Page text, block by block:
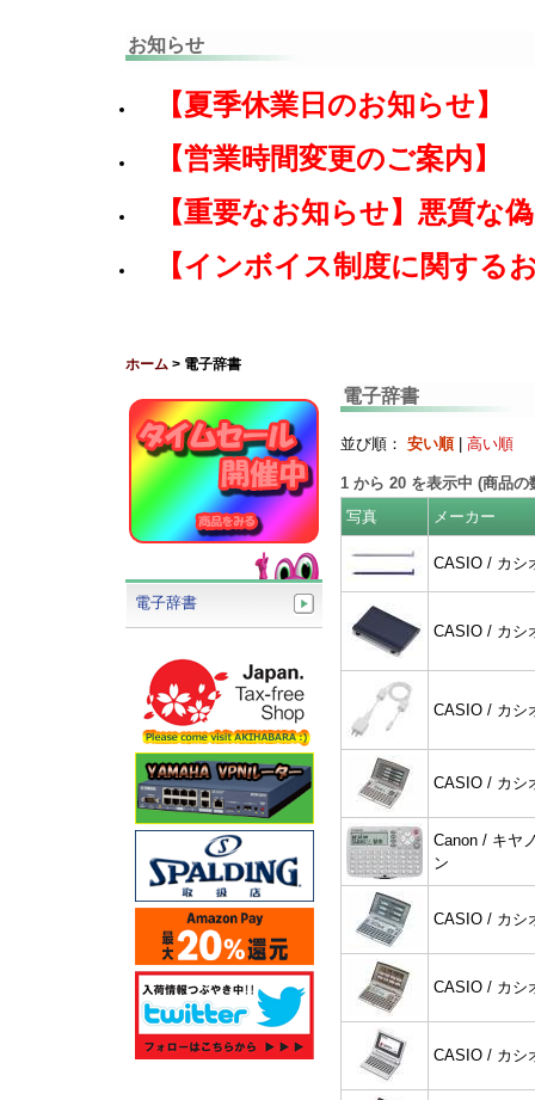
お知らせ
【夏季休業日のお知らせ】
【営業時間変更のご案内】
【重要なお知らせ】悪質な
【インボイス制度に関する
ホーム > 電子辞書
電子辞書
並び順： 安い順| 高い順
1 から 20 を表示中 (商品
写真
メーカー
CASIO / カシ
CASIO / カシ
CASIO / カシ
CASIO / カシ
Canon / キヤ
ン
CASIO / カシ
CASIO / カシ
CASIO / カシ
電子辞書